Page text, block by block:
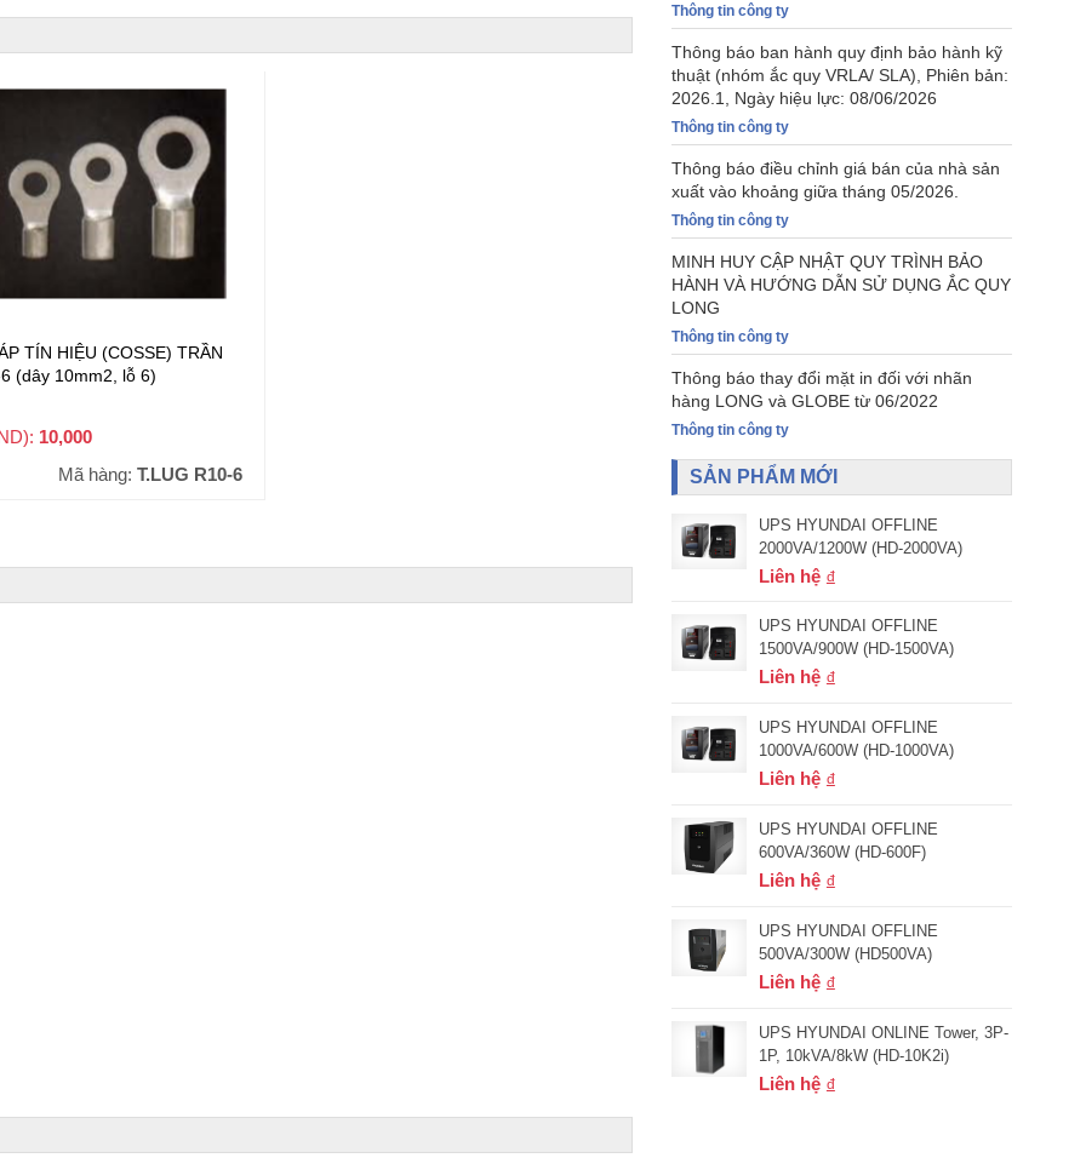
TÍN HIỆU (COSSE) TRẦN
(dây 10mm2, lỗ 6)
10,000
Mã hàng: T.LUG R10-6
Thông tin công ty
Thông báo ban hành quy định bảo hành kỹ
thuật (nhóm ắc quy VRLA/ SLA), Phiên bản:
2026.1, Ngày hiệu lực: 08/06/2026
Thông tin công ty
Thông báo điều chỉnh giá bán của nhà sản
xuất vào khoảng giữa tháng 05/2026.
Thông tin công ty
MINH HUY CẬP NHẬT QUY TRÌNH BẢO
HÀNH VÀ HƯỚNG DẪN SỬ DỤNG ẮC QUY
LONG
Thông tin công ty
Thông báo thay đổi mặt in đối với nhãn
hàng LONG và GLOBE từ 06/2022
Thông tin công ty
SẢN PHẨM MỚI
UPS HYUNDAI OFFLINE
2000VA/1200W (HD-2000VA)
Liên hệ
UPS HYUNDAI OFFLINE
1500VA/900W (HD-1500VA)
Liên hệ
UPS HYUNDAI OFFLINE
1000VA/600W (HD-1000VA)
Liên hệ
UPS HYUNDAI OFFLINE
600VA/360W (HD-600F)
Liên hệ
UPS HYUNDAI OFFLINE
500VA/300W (HD500VA)
Liên hệ
UPS HYUNDAI ONLINE Tower, 3P-
1P, 10kVA/8kW (HD-10K2i)
Liên hệ